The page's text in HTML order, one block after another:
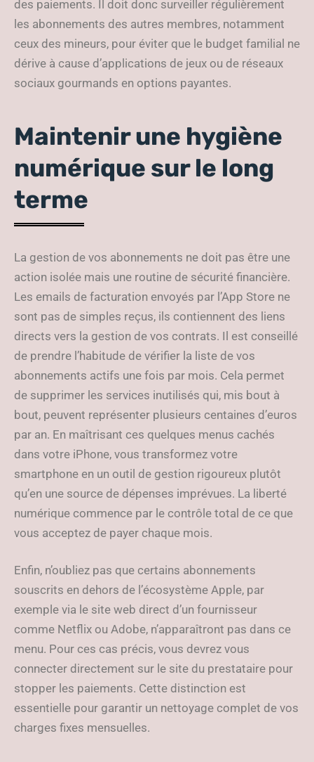
des paiements. Il doit donc surveiller régulièrement
les abonnements des autres membres, notamment
ceux des mineurs, pour éviter que le budget familial ne
dérive à cause d’applications de jeux ou de réseaux
sociaux gourmands en options payantes.
Maintenir une hygiène
numérique sur le long
terme
La gestion de vos abonnements ne doit pas être une
action isolée mais une routine de sécurité financière.
Les emails de facturation envoyés par l’App Store ne
sont pas de simples reçus, ils contiennent des liens
directs vers la gestion de vos contrats. Il est conseillé
de prendre l’habitude de vérifier la liste de vos
abonnements actifs une fois par mois. Cela permet
de supprimer les services inutilisés qui, mis bout à
bout, peuvent représenter plusieurs centaines d’euros
par an. En maîtrisant ces quelques menus cachés
dans votre iPhone, vous transformez votre
smartphone en un outil de gestion rigoureux plutôt
qu’en une source de dépenses imprévues. La liberté
numérique commence par le contrôle total de ce que
vous acceptez de payer chaque mois.
Enfin, n’oubliez pas que certains abonnements
souscrits en dehors de l’écosystème Apple, par
exemple via le site web direct d’un fournisseur
comme Netflix ou Adobe, n’apparaîtront pas dans ce
menu. Pour ces cas précis, vous devrez vous
connecter directement sur le site du prestataire pour
stopper les paiements. Cette distinction est
essentielle pour garantir un nettoyage complet de vos
charges fixes mensuelles.